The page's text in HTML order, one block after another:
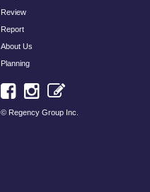
Review
Report
About Us
Planning
© Regency Group Inc.